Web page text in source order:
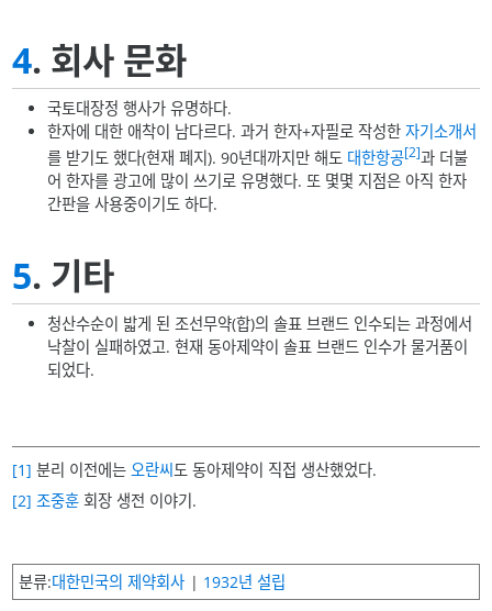
4. 회사 문화
국토대장정 행사가 유명하다.
한자에 대한 애착이 남다르다. 과거 한자+자필로 작성한자기소개서
를 받기도 했다(현재 폐지). 90년대까지만 해도 대한항공[2]과 더불
어 한자를 광고에 많이 쓰기로 유명했다. 또 몇몇 지점은 아직 한자
간판을 사용중이기도 하다.
5. 기타
청산수순이 밟게 된 조선무약(합)의 솔표 브랜드 인수되는 과정에서
낙찰이 실패하였고. 현재 동아제약이 솔표 브랜드 인수가 물거품이
되었다.
[1] 분리 이전에는 오란씨도 동아제약이 직접 생산했었다.
[2] 조중훈 회장 생전 이야기.
분류 대한민국의 제약회사 1932년 설립